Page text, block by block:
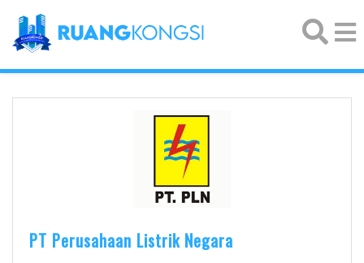
×
PT Perusahaan Listrik Negara